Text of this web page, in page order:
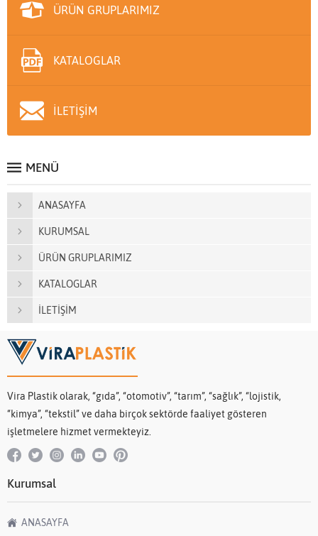
ÜRÜN GRUPLARIMIZ
KATALOGLAR
İLETİŞİM
MENÜ
ANASAYFA
KURUMSAL
ÜRÜN GRUPLARIMIZ
KATALOGLAR
İLETİŞİM
Vira Plastik olarak, “gıda”, “otomotiv”, “tarım”, “sağlık”, “lojistik,
“kimya”, “tekstil” ve daha birçok sektörde faaliyet gösteren
işletmelere hizmet vermekteyiz.
Kurumsal
ANASAYFA